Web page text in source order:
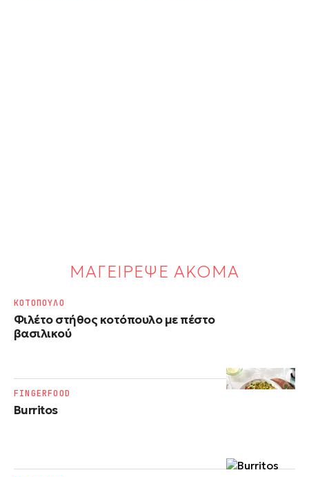
ΜΑΓΕΙΡΕΨΕ ΑΚΟΜΑ
Φιλέτο στήθος κοτόπουλο με πέστο
βασιλικού
ΚΟΤΟΠΟΥΛΟ
Burritos
FINGERFOOD